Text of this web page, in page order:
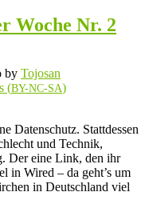
–
Links
Nr. 3
Woche Nr. 2
by Tojosan
(BY-NC-SA)
Datenschutz. Stattdessen
und Technik,
Der eine Link, den ihr
in Wired – da geht’s um
in Deutschland viel